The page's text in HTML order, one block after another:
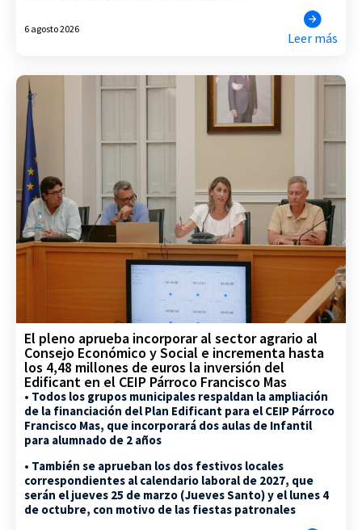
6 agosto 2026
Leer más
El pleno aprueba incorporar al sector agrario al
Consejo Económico y Social e incrementa hasta
los 4,48 millones de euros la inversión del
Edificant en el CEIP Párroco Francisco Mas
• Todos los grupos municipales respaldan la ampliación
de la financiación del Plan Edificant para el CEIP Párroco
Francisco Mas, que incorporará dos aulas de Infantil
para alumnado de 2 años
• También se aprueban los dos festivos locales
correspondientes al calendario laboral de 2027, que
serán el jueves 25 de marzo (Jueves Santo) y el lunes 4
de octubre, con motivo de las fiestas patronales